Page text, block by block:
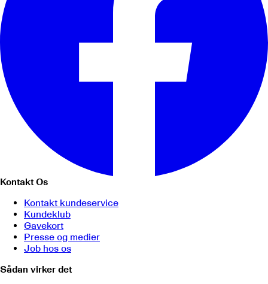
Kontakt Os
Kontakt kundeservice
Kundeklub
Gavekort
Presse og medier
Job hos os
Sådan virker det